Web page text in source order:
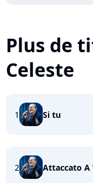
Plus de
Celeste
1 Si tu
2 Attaccato A